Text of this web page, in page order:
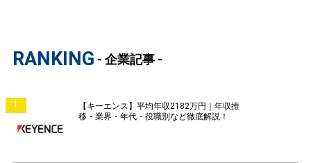
RANKING - 企業記事 -
1
【キーエンス】平均年収2182万円｜年収推
移・業界・年代・役職別など徹底解説！